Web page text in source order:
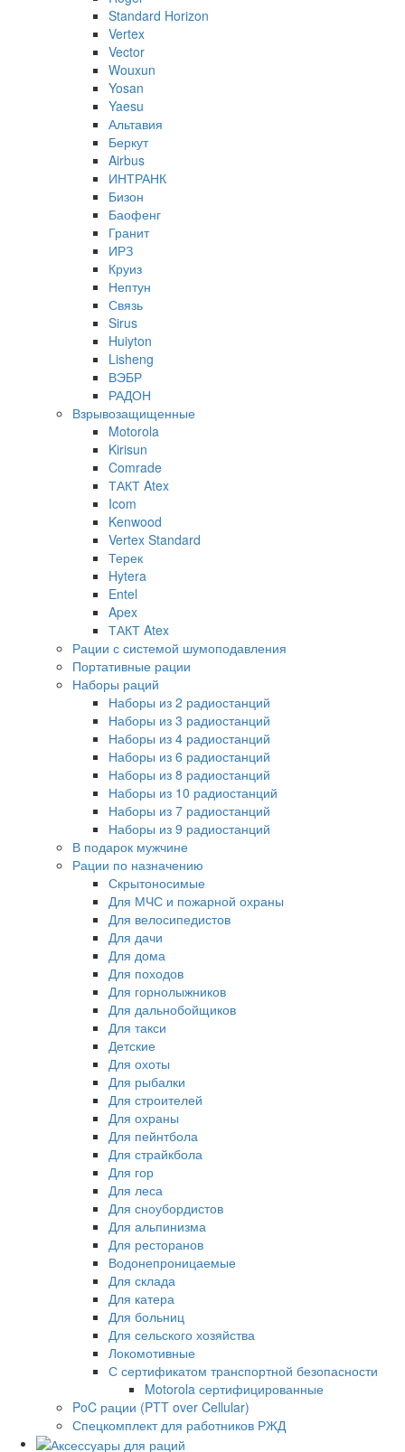
Standard Horizon
Vertex
Vector
Wouxun
Yosan
Yaesu
Альтавия
Беркут
Airbus
ИНТРАНК
Бизон
Баофенг
Гранит
ИРЗ
Круиз
Нептун
Связь
Sirus
Huiyton
Lisheng
ВЭБР
РАДОН
Взрывозащищенные
Motorola
Kirisun
Comrade
ТАКТ Atex
Icom
Kenwood
Vertex Standard
Терек
Hytera
Entel
Apex
ТАКТ Atex
Рации с системой шумоподавления
Портативные рации
Наборы раций
Наборы из 2 радиостанций
Наборы из 3 радиостанций
Наборы из 4 радиостанций
Наборы из 6 радиостанций
Наборы из 8 радиостанций
Наборы из 10 радиостанций
Наборы из 7 радиостанций
Наборы из 9 радиостанций
В подарок мужчине
Рации по назначению
Скрытоносимые
Для МЧС и пожарной охраны
Для велосипедистов
Для дачи
Для дома
Для походов
Для горнолыжников
Для дальнобойщиков
Для такси
Детские
Для охоты
Для рыбалки
Для строителей
Для охраны
Для пейнтбола
Для страйкбола
Для гор
Для леса
Для сноубордистов
Для альпинизма
Для ресторанов
Водонепроницаемые
Для склада
Для катера
Для больниц
Для сельского хозяйства
Локомотивные
С сертификатом транспортной безопасности
Motorola сертифицированные
PoC рации (PTT over Cellular)
Спецкомплект для работников РЖД